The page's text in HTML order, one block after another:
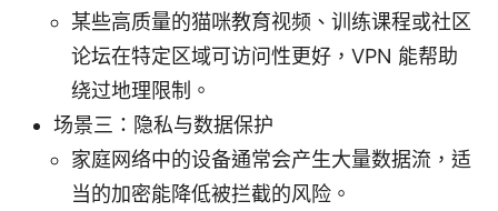
某些高质量的猫咪教育视频、训练课程或社区
论坛在特定区域可访问性更好，VPN 能帮助
绕过地理限制。
场景三：隐私与数据保护
家庭网络中的设备通常会产生大量数据流，适
当的加密能降低被拦截的风险。